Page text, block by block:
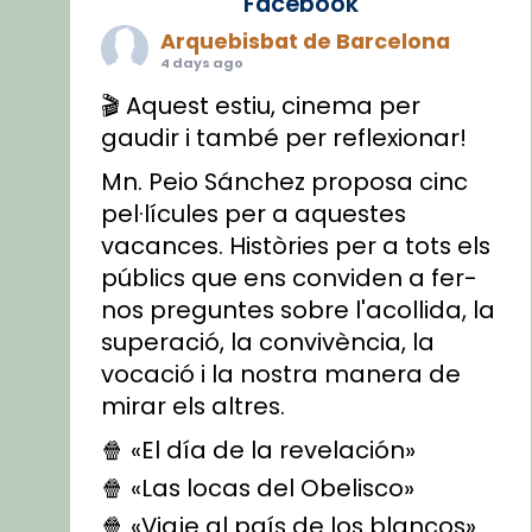
Arquebisbat de Barcelona
4 days ago
🎬 Aquest estiu, cinema per
gaudir i també per reflexionar!
Mn. Peio Sánchez proposa cinc
pel·lícules per a aquestes
vacances. Històries per a tots els
públics que ens conviden a fer-
nos preguntes sobre l'acollida, la
superació, la convivència, la
vocació i la nostra manera de
mirar els altres.
🍿 «El día de la revelación»
🍿 «Las locas del Obelisco»